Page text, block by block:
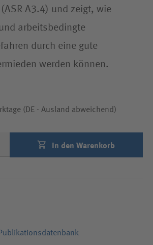
A3.4) und zeigt, wie
arbeitsbedingte
durch eine gute
werden können.
(DE - Ausland abweichend)
In den Warenkorb